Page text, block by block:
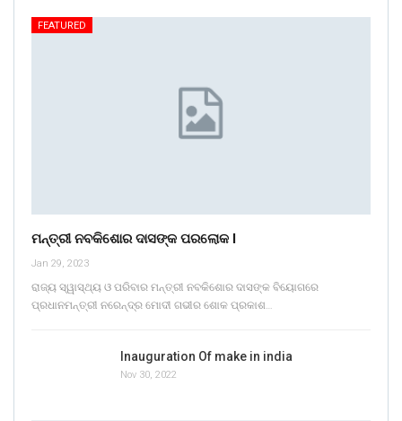
FEATURED
ମନ୍ତ୍ରୀ ନବକିଶୋର ଦାସଙ୍କ ପରଲୋକ l
Jan 29, 2023
ରାଜ୍ୟ ସ୍ୱାସ୍ଥ୍ୟ ଓ ପରିବାର ମନ୍ତ୍ରୀ ନବକିଶୋର ଦାସଙ୍କ ବିୟୋଗରେ
ପ୍ରଧାନମନ୍ତ୍ରୀ ନରେନ୍ଦ୍ର ମୋଦୀ ଗଭୀର ଶୋକ ପ୍ରକାଶ…
Inauguration Of make in india
Nov 30, 2022